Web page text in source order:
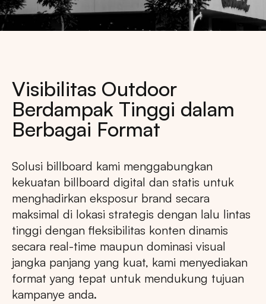
Visibilitas Outdoor
Berdampak Tinggi dalam
Berbagai Format
Solusi billboard kami menggabungkan
kekuatan billboard digital dan statis untuk
menghadirkan eksposur brand secara
maksimal di lokasi strategis dengan lalu lintas
tinggi dengan fleksibilitas konten dinamis
secara real-time maupun dominasi visual
jangka panjang yang kuat, kami menyediakan
format yang tepat untuk mendukung tujuan
kampanye anda.